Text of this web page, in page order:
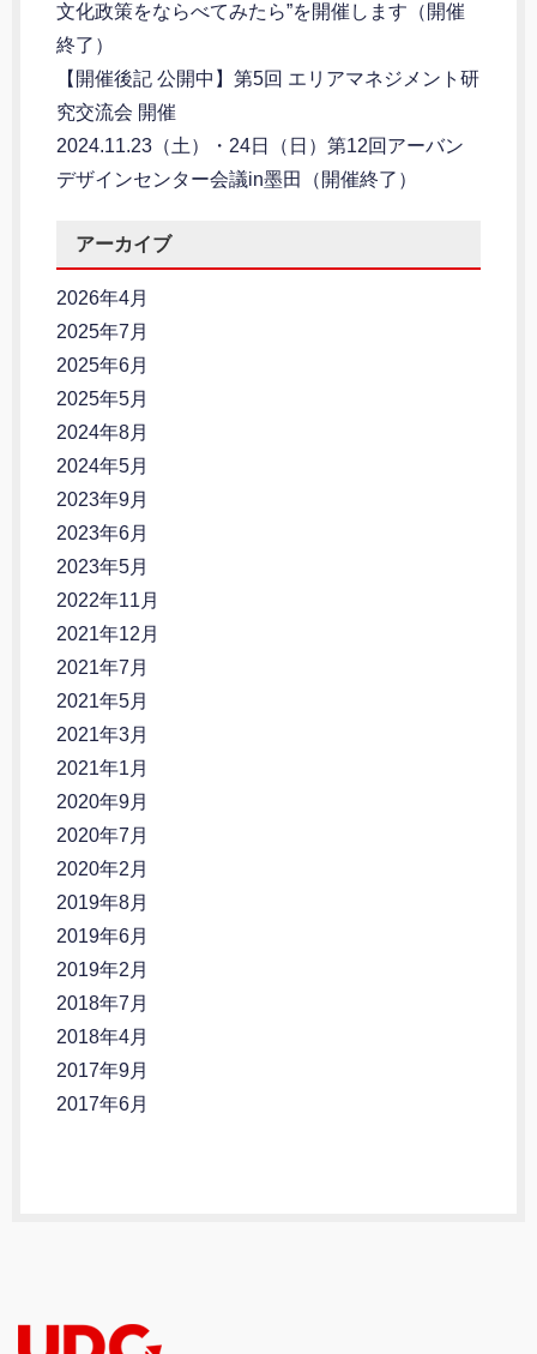
文化政策をならべてみたら”を開催します（開催
終了）
【開催後記 公開中】第5回 エリアマネジメント研
究交流会 開催
2024.11.23（土）・24日（日）第12回アーバン
デザインセンター会議in墨田（開催終了）
アーカイブ
2026年4月
2025年7月
2025年6月
2025年5月
2024年8月
2024年5月
2023年9月
2023年6月
2023年5月
2022年11月
2021年12月
2021年7月
2021年5月
2021年3月
2021年1月
2020年9月
2020年7月
2020年2月
2019年8月
2019年6月
2019年2月
2018年7月
2018年4月
2017年9月
2017年6月